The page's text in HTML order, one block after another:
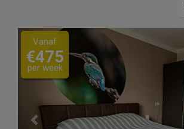
Previous
Vanaf
€475
per week